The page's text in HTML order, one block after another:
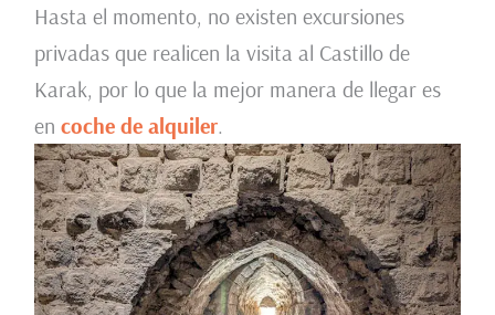
Hasta el momento, no existen excursiones
privadas que realicen la visita al Castillo de
Karak, por lo que la mejor manera de llegar es
en coche de alquiler.